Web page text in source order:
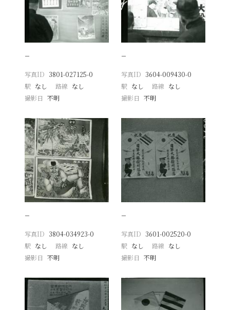
−
写真ID 3801-027125-0
駅 なし 路線 なし
撮影日
不明
−
写真ID 3604-009430-0
駅 なし 路線 なし
撮影日 不明
−
写真ID 3804-034923-0
駅 なし 路線 なし
撮影日
不明
−
写真ID 3601-002520-0
駅 なし 路線 なし
撮影日 不明